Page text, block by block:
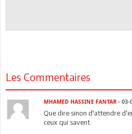
Les Commentaires
MHAMED HASSINE FANTAR - 03-
Que dire sinon d'attendre
ceux qui savent.